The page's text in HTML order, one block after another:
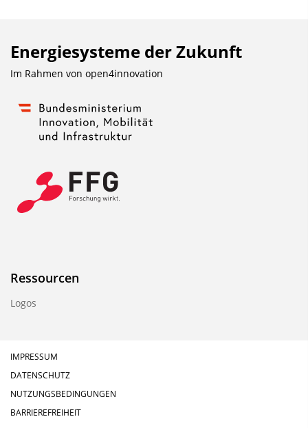
Energiesysteme der Zukunft
Im Rahmen von open4innovation
Ressourcen
Logos
IMPRESSUM
DATENSCHUTZ
NUTZUNGSBEDINGUNGEN
BARRIEREFREIHEIT